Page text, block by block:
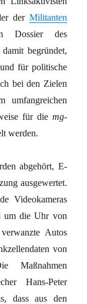
der Militanten
des
begründet,
für politische
bei den Zielen
umfangreichen
für die mg-
werden.
abgehört, E-
ausgewertet.
Videokameras
um die Uhr von
Autos
von
Maßnahmen
Hans-Peter
dass aus den